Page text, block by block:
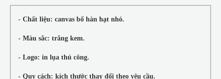
- Chất liệu: canvas bố hàn hạt nhỏ.
- Màu sắc: trắng kem.
- Logo: in lụa thủ công.
- Quy cách: kích thước thay đổi theo yêu cầu.